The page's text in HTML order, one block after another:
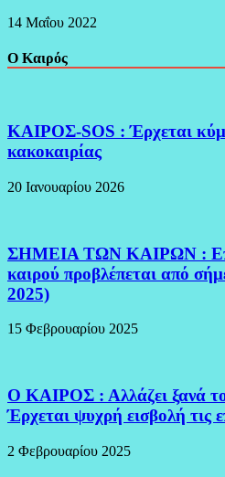
14 Μαΐου 2022
Ο Καιρός
ΚΑΙΡΟΣ-SOS : Έρχεται
κακοκαιρίας
20 Ιανουαρίου 2026
ΣΗΜΕΙΑ ΤΩΝ ΚΑΙΡΩΝ :
καιρού προβλέπεται από
2025)
15 Φεβρουαρίου 2025
Ο ΚΑΙΡΟΣ : Αλλάζει ξανά
Έρχεται ψυχρή εισβολή τις
2 Φεβρουαρίου 2025